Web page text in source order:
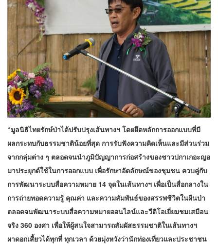
“มูลนิธิไทยรักษ์ป่าได้ปรับปรุงเส้นทางฯ โดยยึดหลักการออกแบบที่มี
ผลกระทบกับธรรมชาติน้อยที่สุด การรับฟังความคิดเห็นและมีส่วนร่วม
จากกลุ่มต่าง ๆ ตลอดจนนำภูมิปัญญาการก่อสร้างของชาวปกาเกอะญอ
มาประยุกต์ใช้ในการออกแบบ เพื่อรักษาอัตลักษณ์ของชุมชน ควบคู่กับ
การพัฒนาระบบสื่อความหมาย 14 จุดในเส้นทางฯ เพื่อเป็นสื่อกลางใน
การถ่ายทอดความรู้ คุณค่า และความสัมพันธ์ของสรรพชีวิตในผืนป่า
ตลอดจนพัฒนาระบบสื่อความหมายออนไลน์และวีดิโอเยี่ยมชมเสมือน
จริง 360 องศา เพื่อให้ผู้สนใจสามารถสัมผัสธรรมชาติในเส้นทางฯ
ผาดอกเสี้ยวได้ทุกที่ ทุกเวลา ด้วยมุ่งหวังว่านักท่องเที่ยวและประชาชน